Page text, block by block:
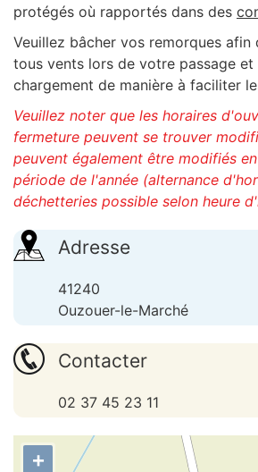
protégés où rapportés dans des
Veuillez bâcher vos remorques afin
tous vents lors de votre passage
chargement de manière à faciliter
Veuillez noter que les horaires
fermeture peuvent se trouver
peuvent également être modifiés
période de l'année (alternance
déchetteries possible selon heure
Adresse
41240
Ouzouer-le-Marché
Contacter
02 37 45 23 11
+